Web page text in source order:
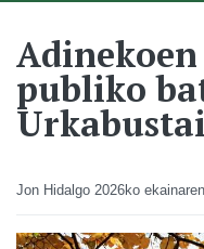
publiko
Jon Hidalgo 2026ko